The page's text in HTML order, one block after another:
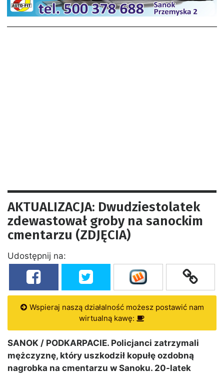
AKTUALIZACJA: Dwudziestolatek
zdewastował groby na sanockim
cmentarzu (ZDJĘCIA)
Udostępnij na:
Wspieraj naszą działalność możesz postawić nam
wirtualną kawę:
SANOK / PODKARPACIE. Policjanci zatrzymali
mężczyznę, który uszkodził kopułę ozdobną
nagrobka na cmentarzu w Sanoku. 20-latek